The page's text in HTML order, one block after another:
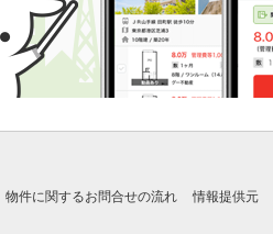
物件に関するお問合せの流れ 情報提供元